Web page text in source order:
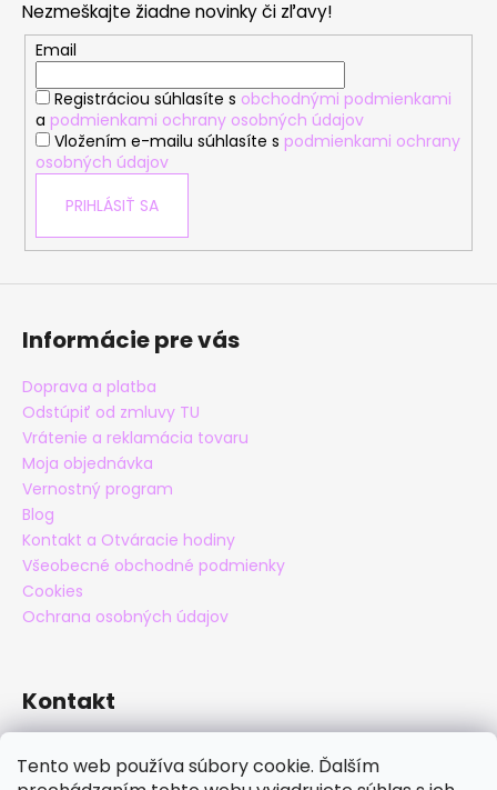
Tento web používa súbory cookie. Ďalším
Nezmeškajte žiadne novinky či zľavy!
Email
Registráciou súhlasíte s obchodnými podmienkami
a podmienkami ochrany osobných údajov
Vložením e-mailu súhlasíte s podmienkami ochrany
osobných údajov
PRIHLÁSIŤ SA
Informácie pre vás
Doprava a platba
Odstúpiť od zmluvy TU
Vrátenie a reklamácia tovaru
Moja objednávka
Vernostný program
Blog
Kontakt a Otváracie hodiny
Všeobecné obchodné podmienky
Cookies
Ochrana osobných údajov
Kontakt
+421 905 838 706